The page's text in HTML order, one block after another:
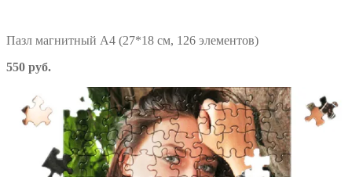
Пазл магнитный А4 (27*18 см, 126 элементов)
550 руб.